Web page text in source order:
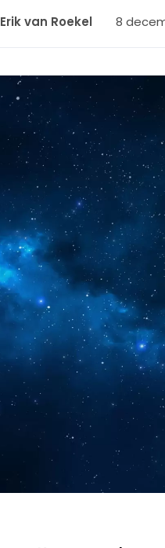
Erik van Roekel 8